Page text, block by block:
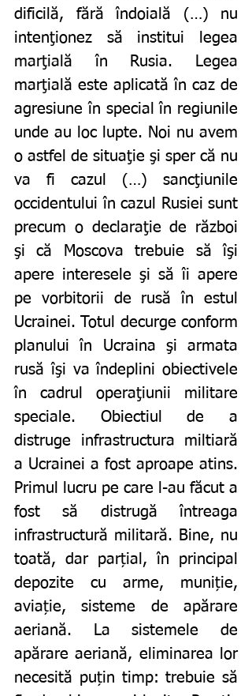
dificilă, fără îndoială (…) nu
intenţionez să institui legea
marţială în Rusia. Legea
marţială este aplicată în caz de
agresiune în special în regiunile
unde au loc lupte. Noi nu avem
o astfel de situaţie şi sper că nu
va fi cazul (…) sancţiunile
occidentului în cazul Rusiei sunt
precum o declaraţie de război
şi că Moscova trebuie să îşi
apere interesele şi să îi apere
pe vorbitorii de rusă în estul
Ucrainei. Totul decurge conform
planului în Ucraina şi armata
rusă îşi va îndeplini obiectivele
în cadrul operaţiunii militare
speciale. Obiectiul de a
distruge infrastructura miltiară
a Ucrainei a fost aproape atins.
Primul lucru pe care l-au făcut a
fost să distrugă întreaga
infrastructură militară. Bine, nu
toată, dar parțial, în principal
depozite cu arme, muniție,
aviație, sisteme de apărare
aeriană. La sistemele de
apărare aeriană, eliminarea lor
necesită puțin timp: trebuie să